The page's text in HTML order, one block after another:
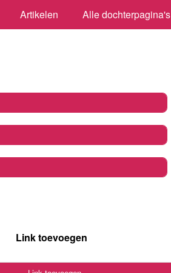
Artikelen Alle dochterpagina's
Link toevoegen